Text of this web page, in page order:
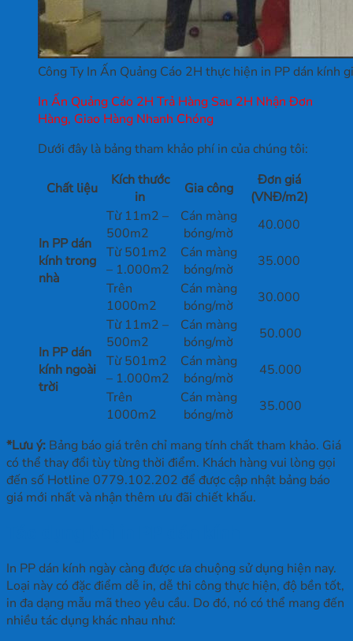
Công Ty In Ấn Quảng Cáo 2H thực hiện in PP dán kính
In Ấn Quảng Cáo 2H Trả Hàng Sau 2H Nhận Đơn
Hàng, Giao Hàng Nhanh Chóng
Dưới đây là bảng tham khảo phí in của chúng tôi:
Chất liệu
Kích thước
in
Gia công
Đơn giá
(VNĐ/m2)
In PP dán
kính trong
nhà
Từ 11m2 –
500m2
Cán màng
bóng/mờ
40.000
Từ 501m2
– 1.000m2
Cán màng
bóng/mờ
35.000
Trên
1000m2
Cán màng
bóng/mờ
30.000
In PP dán
kính ngoài
trời
Từ 11m2 –
500m2
Cán màng
bóng/mờ
50.000
Từ 501m2
– 1.000m2
Cán màng
bóng/mờ
45.000
Trên
1000m2
Cán màng
bóng/mờ
35.000
*Lưu ý: Bảng báo giá trên chỉ mang tính chất tham khảo. Giá
có thể thay đổi tùy từng thời điểm. Khách hàng vui lòng gọi
đến số Hotline 0779.102.202 để được cập nhật bảng báo
giá mới nhất và nhận thêm ưu đãi chiết khấu.
In PP dán kính ngày càng được ưa chuộng sử dụng hiện nay.
Loại này có đặc điểm dễ in, dễ thi công thực hiện, độ bền tốt,
in đa dạng mẫu mã theo yêu cầu. Do đó, nó có thể mang đến
nhiều tác dụng khác nhau như: